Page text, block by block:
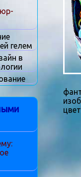
гелем
в